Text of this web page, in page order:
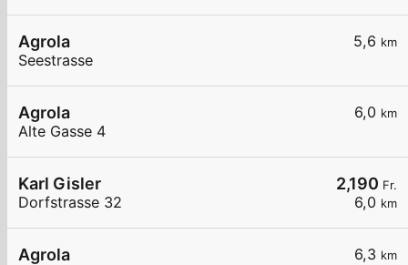
5,6 km
Agrola
Seestrasse
6,0 km
Agrola
Alte Gasse 4
2,190 Fr.
6,0 km
Karl Gisler
Dorfstrasse 32
6,3 km
Agrola